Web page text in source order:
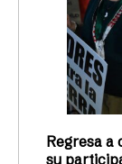
Regresa a
su